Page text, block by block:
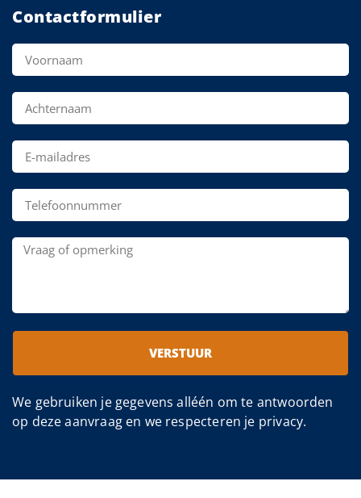
Contactformulier
VERSTUUR
We gebruiken je gegevens alléén om te antwoorden
op deze aanvraag en we respecteren je privacy.